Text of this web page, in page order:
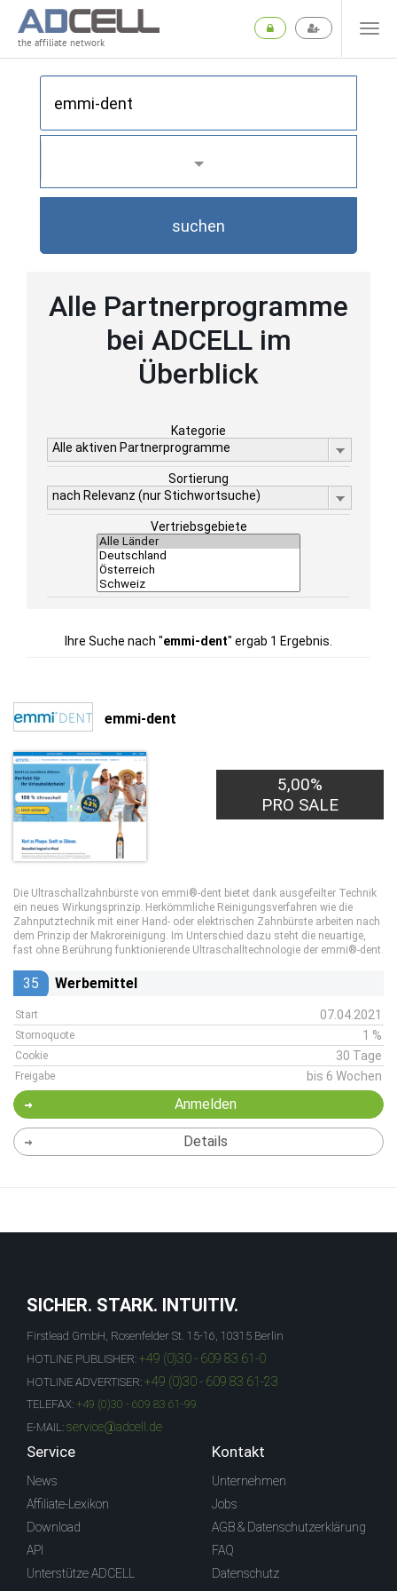
the affiliate network
suchen
Alle Partnerprogramme
bei ADCELL im
Überblick
Kategorie
Alle aktiven Partnerprogramme
Sortierung
nach Relevanz (nur Stichwortsuche)
Vertriebsgebiete
Ihre Suche nach "emmi-dent" ergab 1 Ergebnis.
emmi-dent
5,00%
PRO SALE
Die Ultraschallzahnbürste von emmi®-dent bietet dank ausgefeilter Technik
ein neues Wirkungsprinzip. Herkömmliche Reinigungsverfahren wie die
Zahnputztechnik mit einer Hand- oder elektrischen Zahnbürste arbeiten nach
dem Prinzip der Makroreinigung. Im Unterschied dazu steht die neuartige,
fast ohne Berührung funktionierende Ultraschalltechnologie der emmi®-dent.
35 Werbemittel
Start 07.04.2021
Stornoquote 1 %
Cookie 30 Tage
Freigabe bis 6 Wochen
Anmelden
Details
SICHER. STARK. INTUITIV.
Firstlead GmbH, Rosenfelder St. 15-16, 10315 Berlin
HOTLINE PUBLISHER: +49 (0)30 - 609 83 61-0
HOTLINE ADVERTISER: +49 (0)30 - 609 83 61-23
TELEFAX: +49 (0)30 - 609 83 61-99
E-MAIL: service@adcell.de
Service
News
Affiliate-Lexikon
Download
API
Unterstütze ADCELL
Kontakt
Unternehmen
Jobs
AGB & Datenschutzerklärung
FAQ
Datenschutz